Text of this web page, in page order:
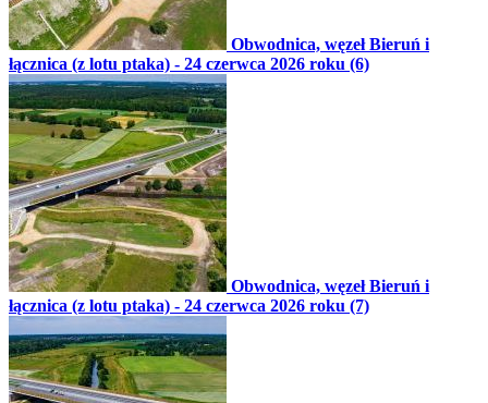
Obwodnica, węzeł Bieruń i
łącznica (z lotu ptaka) - 24 czerwca 2026 roku (6)
Obwodnica, węzeł Bieruń i
łącznica (z lotu ptaka) - 24 czerwca 2026 roku (7)